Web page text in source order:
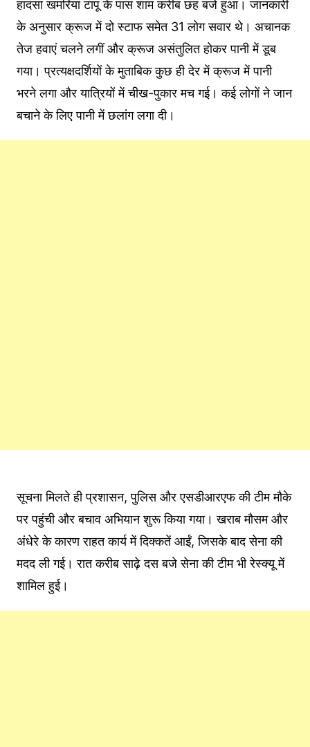
हादसा खमरिया टापू के पास शाम करीब छह बजे हुआ। जानकारी
के अनुसार क्रूज में दो स्टाफ समेत 31 लोग सवार थे। अचानक
तेज हवाएं चलने लगीं और क्रूज असंतुलित होकर पानी में डूब
गया। प्रत्यक्षदर्शियों के मुताबिक कुछ ही देर में क्रूज में पानी
भरने लगा और यात्रियों में चीख-पुकार मच गई। कई लोगों ने जान
बचाने के लिए पानी में छलांग लगा दी।
सूचना मिलते ही प्रशासन, पुलिस और एसडीआरएफ की टीम मौके
पर पहुंची और बचाव अभियान शुरू किया गया। खराब मौसम और
अंधेरे के कारण राहत कार्य में दिक्कतें आईं, जिसके बाद सेना की
मदद ली गई। रात करीब साढ़े दस बजे सेना की टीम भी रेस्क्यू में
शामिल हुई।